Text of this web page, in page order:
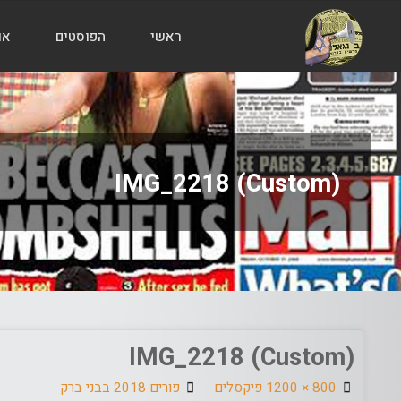
הבלוג
של
אודי
בורג
ראשי הפוסטים
IMG_2218 (Custom)
IMG_2218 (Custom)
גודל800 × 1200 פיקסלים פורים 2018 בבני ברק